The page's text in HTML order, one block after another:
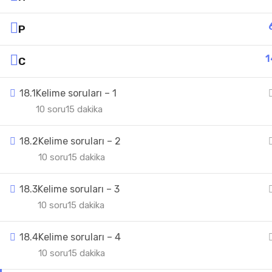
Р
С
18.1Kelime soruları – 1
15 dakika
10 soru
18.2Kelime soruları – 2
15 dakika
10 soru
18.3Kelime soruları – 3
15 dakika
10 soru
18.4Kelime soruları – 4
15 dakika
10 soru